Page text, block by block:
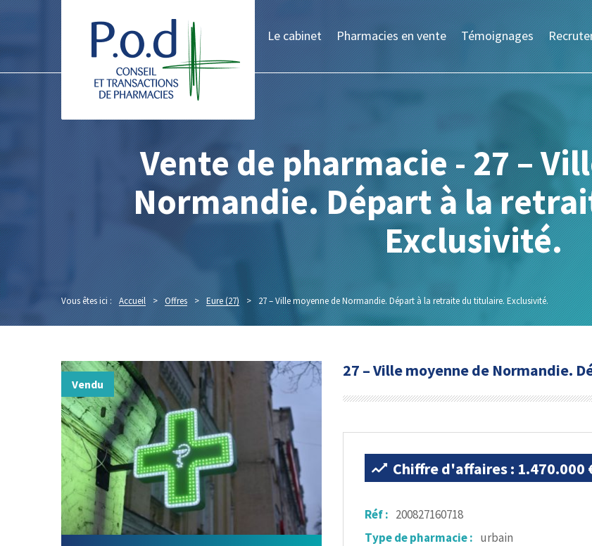
Le cabinet Pharmacies en vente Témoignages
Vente de pharmacie - 27 –
Normandie. Départ à la
Exclusivité.
Vous êtes ici : Accueil > Offres > Eure (27) > 27 – Ville moyenne de Normandie. Départ à la retraite du titulaire. Exclusivité.
Vendu
27 – Ville moyenne de Normandie.
Chiffre d'affaires : 1.470.000
Réf : 200827160718
Type de pharmacie : urbain